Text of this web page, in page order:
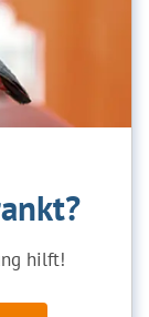
hilft!